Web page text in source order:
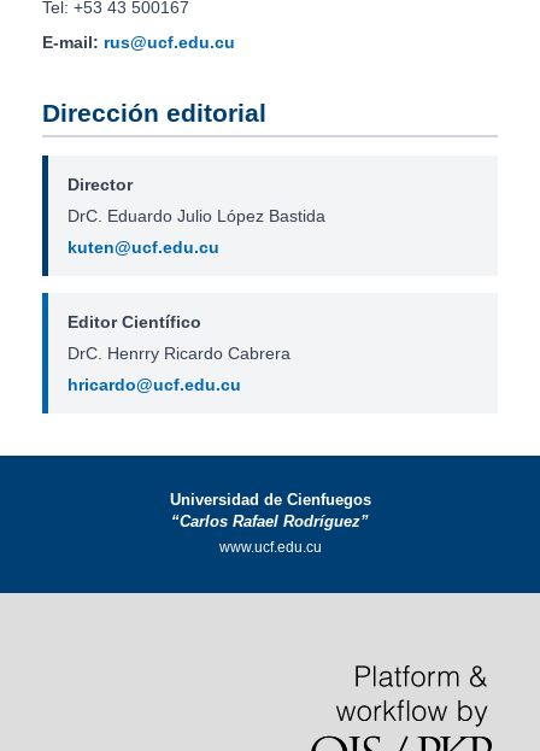
Tel: +53 43 500167
E-mail: rus@ucf.edu.cu
Dirección editorial
Director
DrC. Eduardo Julio López Bastida
kuten@ucf.edu.cu
Editor Científico
DrC. Henrry Ricardo Cabrera
hricardo@ucf.edu.cu
Universidad de Cienfuegos
“Carlos Rafael Rodríguez”
www.ucf.edu.cu